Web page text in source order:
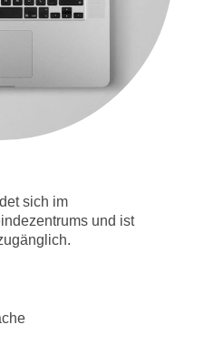
sich im
und ist